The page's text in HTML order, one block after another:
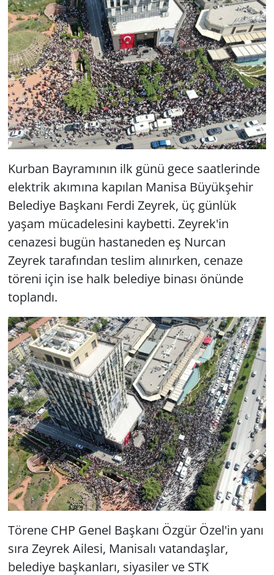
Kurban Bayramının ilk günü gece saatlerinde
elektrik akımına kapılan Manisa Büyükşehir
Belediye Başkanı Ferdi Zeyrek, üç günlük
yaşam mücadelesini kaybetti. Zeyrek'in
cenazesi bugün hastaneden eş Nurcan
Zeyrek tarafından teslim alınırken, cenaze
töreni için ise halk belediye binası önünde
toplandı.
Törene CHP Genel Başkanı Özgür Özel'in yanı
sıra Zeyrek Ailesi, Manisalı vatandaşlar,
belediye başkanları, siyasiler ve STK